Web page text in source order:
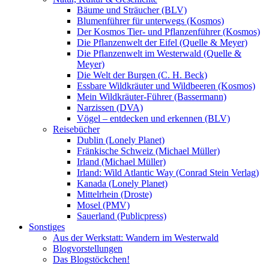
Bäume und Sträucher (BLV)
Blumenführer für unterwegs (Kosmos)
Der Kosmos Tier- und Pflanzenführer (Kosmos)
Die Pflanzenwelt der Eifel (Quelle & Meyer)
Die Pflanzenwelt im Westerwald (Quelle &
Meyer)
Die Welt der Burgen (C. H. Beck)
Essbare Wildkräuter und Wildbeeren (Kosmos)
Mein Wildkräuter-Führer (Bassermann)
Narzissen (DVA)
Vögel – entdecken und erkennen (BLV)
Reisebücher
Dublin (Lonely Planet)
Fränkische Schweiz (Michael Müller)
Irland (Michael Müller)
Irland: Wild Atlantic Way (Conrad Stein Verlag)
Kanada (Lonely Planet)
Mittelrhein (Droste)
Mosel (PMV)
Sauerland (Publicpress)
Sonstiges
Aus der Werkstatt: Wandern im Westerwald
Blogvorstellungen
Das Blogstöckchen!